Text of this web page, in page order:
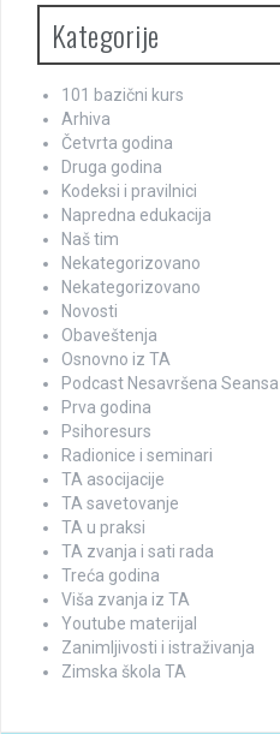
Kategorije
101 bazični kurs
Arhiva
Četvrta godina
Druga godina
Kodeksi i pravilnici
Napredna edukacija
Naš tim
Nekategorizovano
Nekategorizovano
Novosti
Obaveštenja
Osnovno iz TA
Podcast Nesavršena Seansa
Prva godina
Psihoresurs
Radionice i seminari
TA asocijacije
TA savetovanje
TA u praksi
TA zvanja i sati rada
Treća godina
Viša zvanja iz TA
Youtube materijal
Zanimljivosti i istraživanja
Zimska škola TA